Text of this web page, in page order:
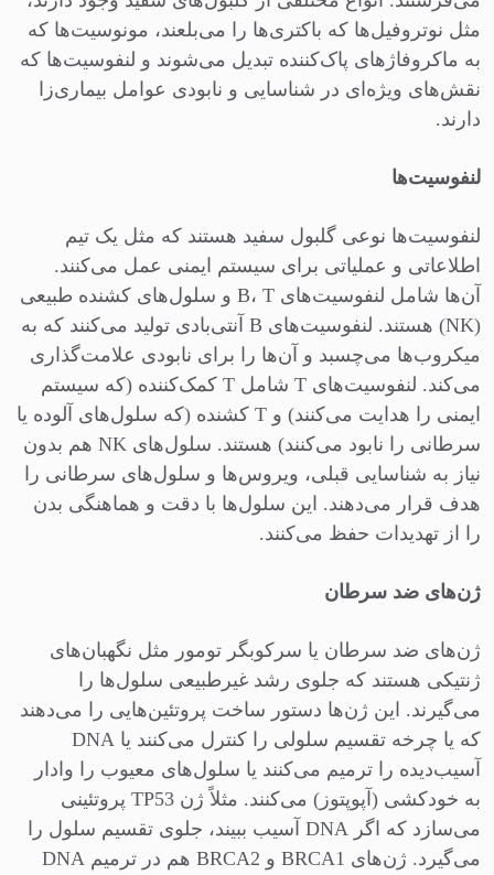
مثل نوتروفیل‌ها که باکتری‌ها را می‌بلعند، مونوسیت‌ها که
به ماکروفاژهای پاک‌کننده تبدیل می‌شوند و لنفوسیت‌ها که
نقش‌های ویژه‌ای در شناسایی و نابودی عوامل بیماری‌زا
دارند.
لنفوسیت‌ها
لنفوسیت‌ها نوعی گلبول سفید هستند که مثل یک تیم
اطلاعاتی و عملیاتی برای سیستم ایمنی عمل می‌کنند.
آن‌ها شامل لنفوسیت‌های B، T و سلول‌های کشنده طبیعی
(NK) هستند. لنفوسیت‌های B آنتی‌بادی تولید می‌کنند که به
میکروب‌ها می‌چسبد و آن‌ها را برای نابودی علامت‌گذاری
می‌کند. لنفوسیت‌های T شامل T کمک‌کننده (که سیستم
ایمنی را هدایت می‌کنند) و T کشنده (که سلول‌های آلوده یا
سرطانی را نابود می‌کنند) هستند. سلول‌های NK هم بدون
نیاز به شناسایی قبلی، ویروس‌ها و سلول‌های سرطانی را
هدف قرار می‌دهند. این سلول‌ها با دقت و هماهنگی بدن
را از تهدیدات حفظ می‌کنند.
ژن‌های ضد سرطان
ژن‌های ضد سرطان یا سرکوبگر تومور مثل نگهبان‌های
ژنتیکی هستند که جلوی رشد غیرطبیعی سلول‌ها را
می‌گیرند. این ژن‌ها دستور ساخت پروتئین‌هایی را می‌دهند
که یا چرخه تقسیم سلولی را کنترل می‌کنند یا DNA
آسیب‌دیده را ترمیم می‌کنند یا سلول‌های معیوب را وادار
به خودکشی (آپوپتوز) می‌کنند. مثلاً ژن TP53 پروتئینی
می‌سازد که اگر DNA آسیب ببیند، جلوی تقسیم سلول را
می‌گیرد. ژن‌های BRCA1 و BRCA2 هم در ترمیم DNA